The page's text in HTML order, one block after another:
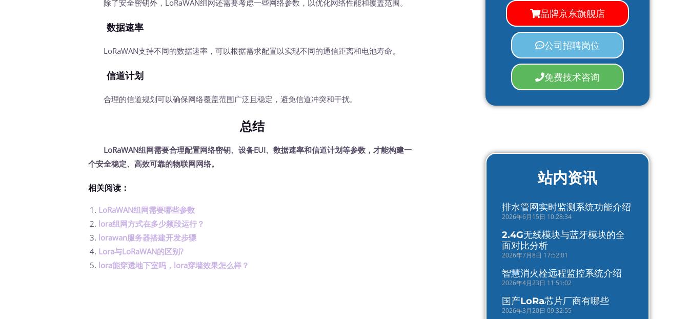
除了安全密钥外，LoRaWAN组网还需要考虑一些网络参数，以优化网络性能和覆盖范围。
数据速率
LoRaWAN支持不同的数据速率，可以根据需求配置以实现不同的通信距离和电池寿命。
信道计划
合理的信道规划可以确保网络覆盖范围广泛且稳定，避免信道冲突和干扰。
总结
LoRaWAN组网需要合理配置网络密钥、设备EUI、数据速率和信道计划等参数，才能构建一
个安全稳定、高效可靠的物联网网络。
相关阅读：
LoRaWAN组网需要哪些参数
lora组网方式在多少频段运行？
lorawan服务器搭建开发步骤
Lora与LoRaWAN的区别?
lora能穿透地下室吗，lora穿墙效果怎么样？
品牌京东旗舰店
公司招聘岗位
免费技术咨询
站内资讯
排水管网实时监测系统功能介绍
2026年6月15日 10:28:34
2.4G无线模块与蓝牙模块的全
面对比分析
2026年7月8日 17:52:01
智慧消火栓远程监控系统介绍
2026年4月23日 11:51:02
国产LoRa芯片厂商有哪些
2026年3月20日 09:32:55